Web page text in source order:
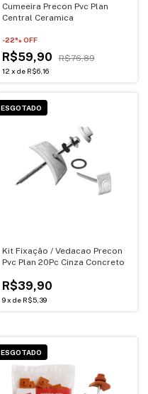
Cumeeira Precon Pvc Plan
Central Ceramica
-22% OFF
R$59,90 R$76,89
12 x de R$6,16
ESGOTADO
Kit Fixação / Vedacao Precon
Pvc Plan 20Pc Cinza Concreto
R$39,90
9 x de R$5,39
ESGOTADO